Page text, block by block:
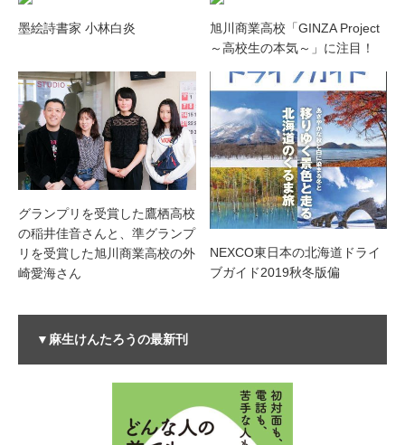
墨絵詩書家 小林白炎
旭川商業高校「GINZA Project
～高校生の本気～」に注目！
グランプリを受賞した鷹栖高校
の稲井佳音さんと、準グランプ
リを受賞した旭川商業高校の外
崎愛海さん
NEXCO東日本の北海道ドライ
ブガイド2019秋冬版偏
▼麻生けんたろうの最新刊